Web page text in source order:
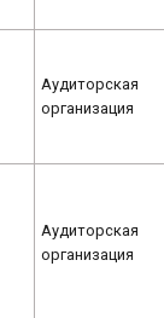
Аудиторская
организация
Аудиторская
организация